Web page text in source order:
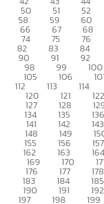
50 51 52
58 59 60
66 67 68
74 75 76
82 83 84
90 91 92
98 99 100
105 106
112 113 114
120 121 122
127 128
134 135 136
141 142 143
148 149
155 156 157
162 163 164
169 170
176 177 178
183 184 185
190 191 192
197 198 199